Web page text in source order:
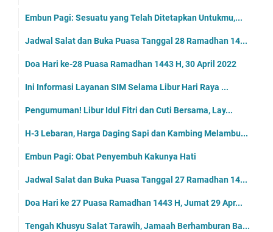
Embun Pagi: Sesuatu yang Telah Ditetapkan Untukmu,...
Jadwal Salat dan Buka Puasa Tanggal 28 Ramadhan 14...
Doa Hari ke-28 Puasa Ramadhan 1443 H, 30 April 2022
Ini Informasi Layanan SIM Selama Libur Hari Raya ...
Pengumuman! Libur Idul Fitri dan Cuti Bersama, Lay...
H-3 Lebaran, Harga Daging Sapi dan Kambing Melambu...
Embun Pagi: Obat Penyembuh Kakunya Hati
Jadwal Salat dan Buka Puasa Tanggal 27 Ramadhan 14...
Doa Hari ke 27 Puasa Ramadhan 1443 H, Jumat 29 Apr...
Tengah Khusyu Salat Tarawih, Jamaah Berhamburan Ba...